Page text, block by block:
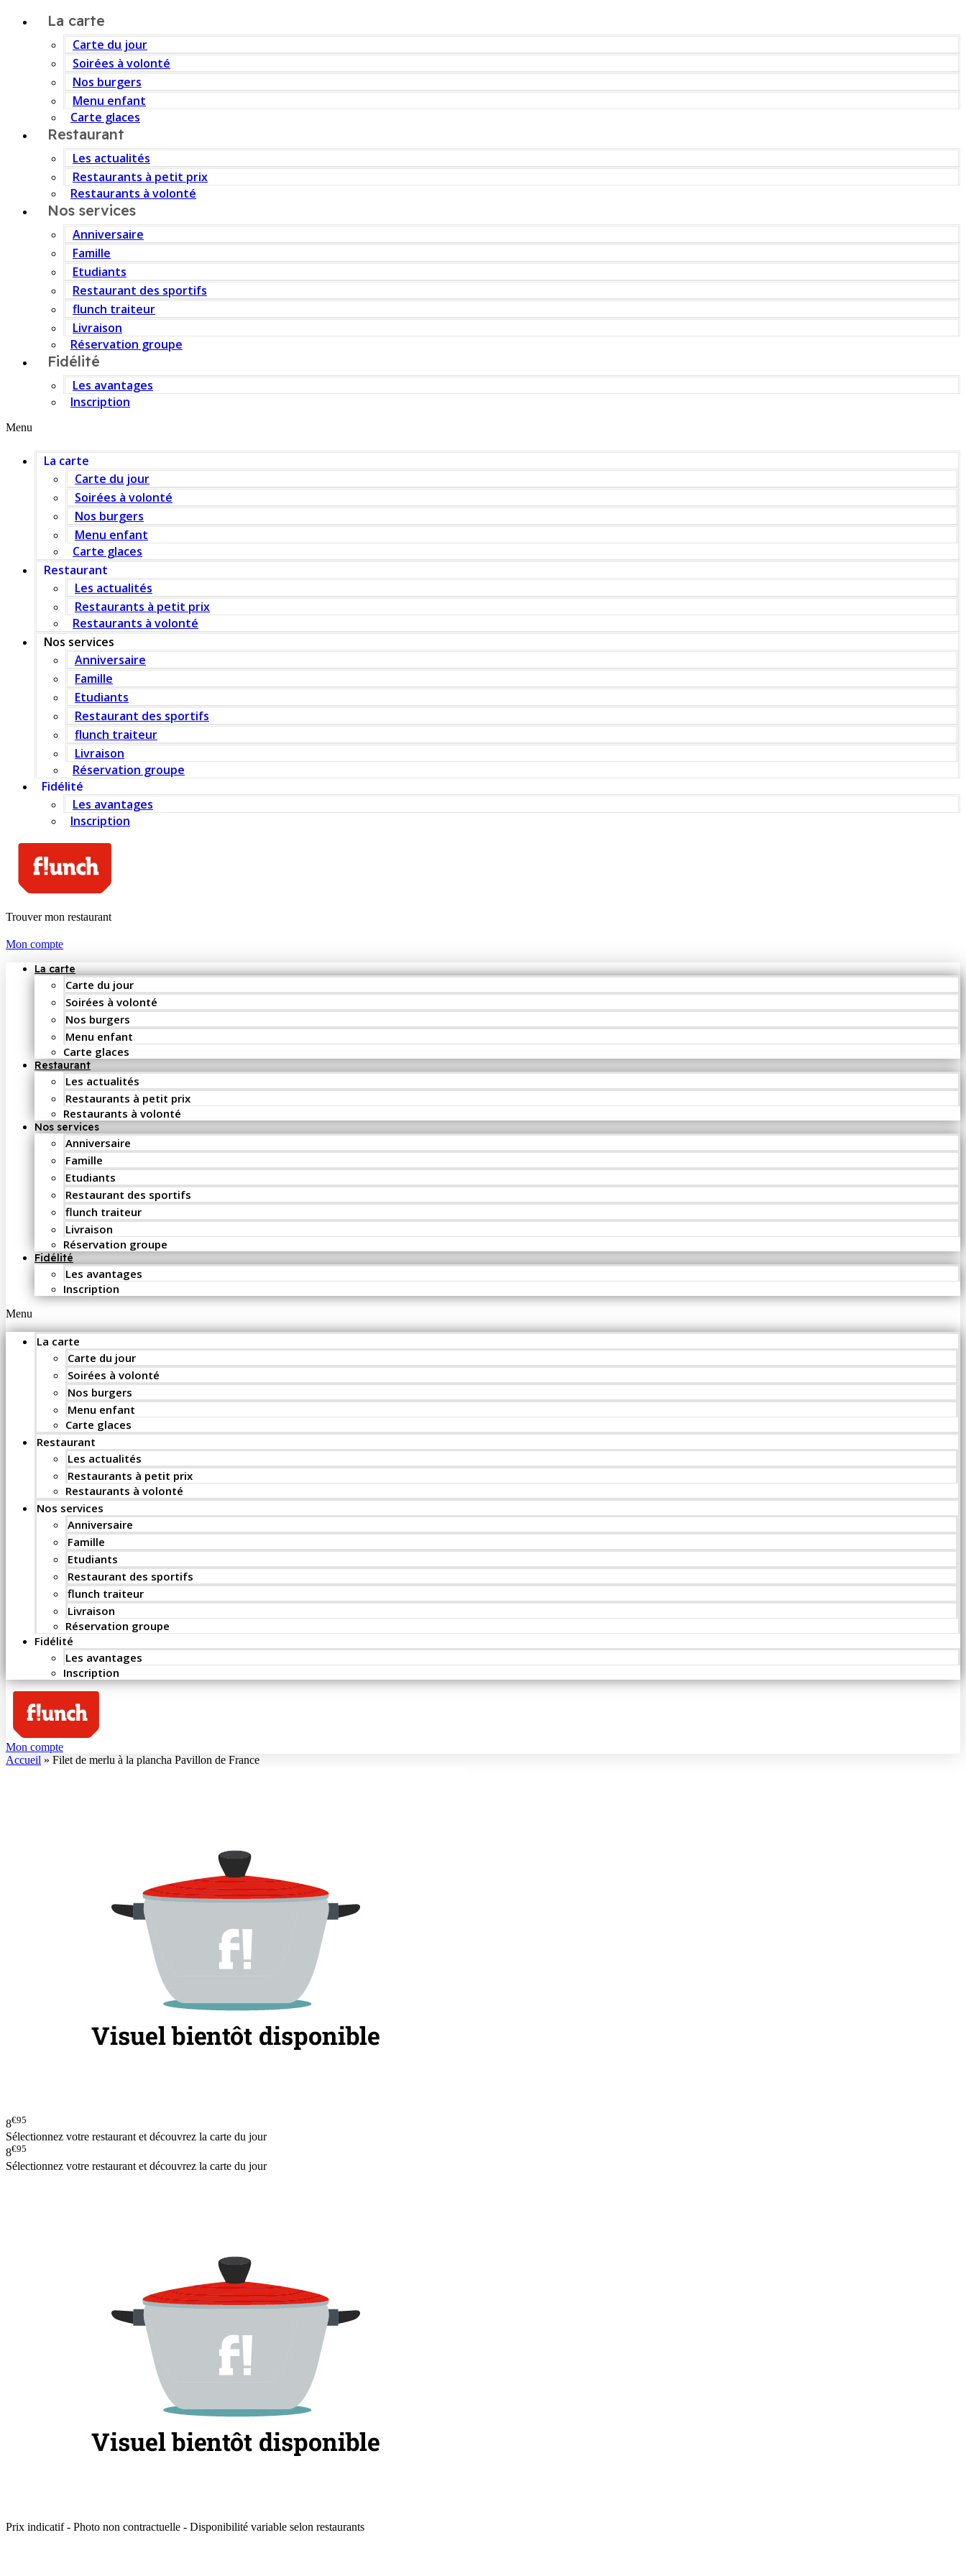
La carte
Carte du jour
Soirées à volonté
Nos burgers
Menu enfant
Carte glaces
Restaurant
Les actualités
Restaurants à petit prix
Restaurants à volonté
Nos services
Anniversaire
Famille
Etudiants
Restaurant des sportifs
flunch traiteur
Livraison
Réservation groupe
Fidélité
Les avantages
Inscription
Menu
La carte
Carte du jour
Soirées à volonté
Nos burgers
Menu enfant
Carte glaces
Restaurant
Les actualités
Restaurants à petit prix
Restaurants à volonté
Nos services
Anniversaire
Famille
Etudiants
Restaurant des sportifs
flunch traiteur
Livraison
Réservation groupe
Fidélité
Les avantages
Inscription
Trouver mon restaurant
Mon compte
La carte
Carte du jour
Soirées à volonté
Nos burgers
Menu enfant
Carte glaces
Restaurant
Les actualités
Restaurants à petit prix
Restaurants à volonté
Nos services
Anniversaire
Famille
Etudiants
Restaurant des sportifs
flunch traiteur
Livraison
Réservation groupe
Fidélité
Les avantages
Inscription
Menu
La carte
Carte du jour
Soirées à volonté
Nos burgers
Menu enfant
Carte glaces
Restaurant
Les actualités
Restaurants à petit prix
Restaurants à volonté
Nos services
Anniversaire
Famille
Etudiants
Restaurant des sportifs
flunch traiteur
Livraison
Réservation groupe
Fidélité
Les avantages
Inscription
Mon compte
Accueil » Filet de merlu à la plancha Pavillon de France
8€95
Sélectionnez votre restaurant et découvrez la carte du jour
8€95
Sélectionnez votre restaurant et découvrez la carte du jour
Prix indicatif - Photo non contractuelle - Disponibilité variable selon restaurants